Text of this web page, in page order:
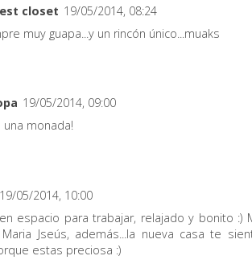
closet 19/05/2014, 08:24
muy guapa...y un rincón único...muaks
19/05/2014, 09:00
una monada!
19/05/2014, 10:00
espacio para trabajar, relajado y bonito :)
Jseús, además...la nueva casa te
estas preciosa :)